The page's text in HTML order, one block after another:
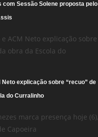
com Sessão Solene proposta pelo
explicação sobre “recuo” de
do Curralinho